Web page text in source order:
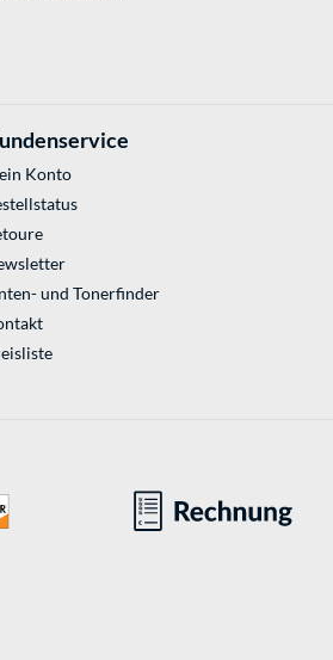
Konto
und Tonerfinder